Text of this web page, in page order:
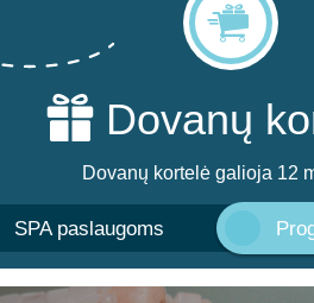
Dovanų
Dovanų kortelė galioja 12
SPA paslaugoms